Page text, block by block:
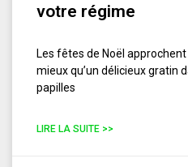
votre régime
Les fêtes de Noël
mieux qu’un délicieux gratin
papilles
LIRE LA SUITE >>